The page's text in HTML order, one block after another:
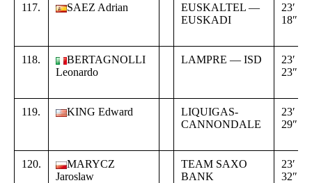
117. SAEZ Adrian
EUSKALTEL —
EUSKADI
23′
18″
118.
BERTAGNOLLI
Leonardo
LAMPRE — ISD
23′
23″
119. KING Edward
LIQUIGAS-
CANNONDALE
23′
29″
120.
MARYCZ
Jaroslaw
TEAM SAXO
BANK
23′
32″